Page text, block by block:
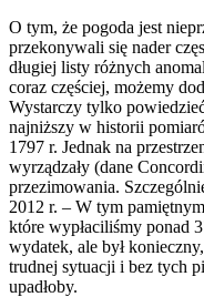
O tym, że pogoda jest
przekonywali się nader
długiej listy różnych
coraz częściej, możemy
Wystarczy tylko
najniższy w historii
1797 r. Jednak na
wyrządzały (dane
przezimowania.
2012 r. – W tym
które wypłaciliśmy ponad
wydatek, ale był
trudnej sytuacji i bez tych
upadłoby.